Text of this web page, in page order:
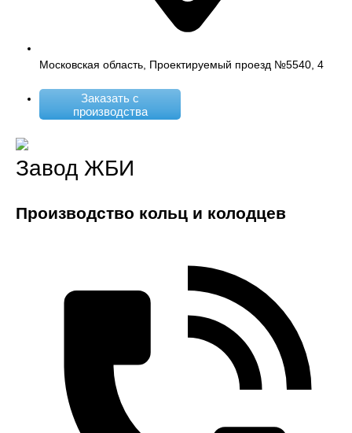
Московская область, Проектируемый проезд №5540, 4
Заказать с
производства
Завод ЖБИ
Производство кольц и колодцев